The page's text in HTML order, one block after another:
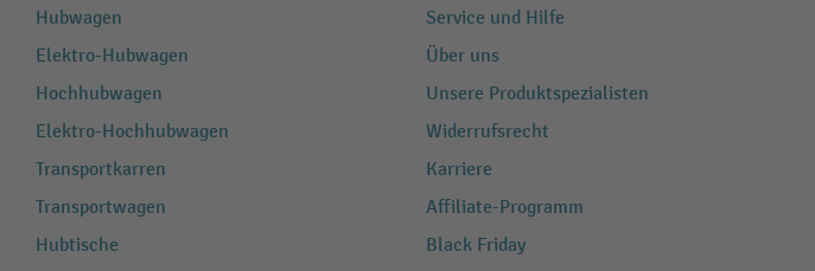
Hubwagen
Elektro-Hubwagen
Hochhubwagen
Elektro-Hochhubwagen
Transportkarren
Transportwagen
Hubtische
Service und Hilfe
Über uns
Unsere Produktspezialisten
Widerrufsrecht
Karriere
Affiliate-Programm
Black Friday